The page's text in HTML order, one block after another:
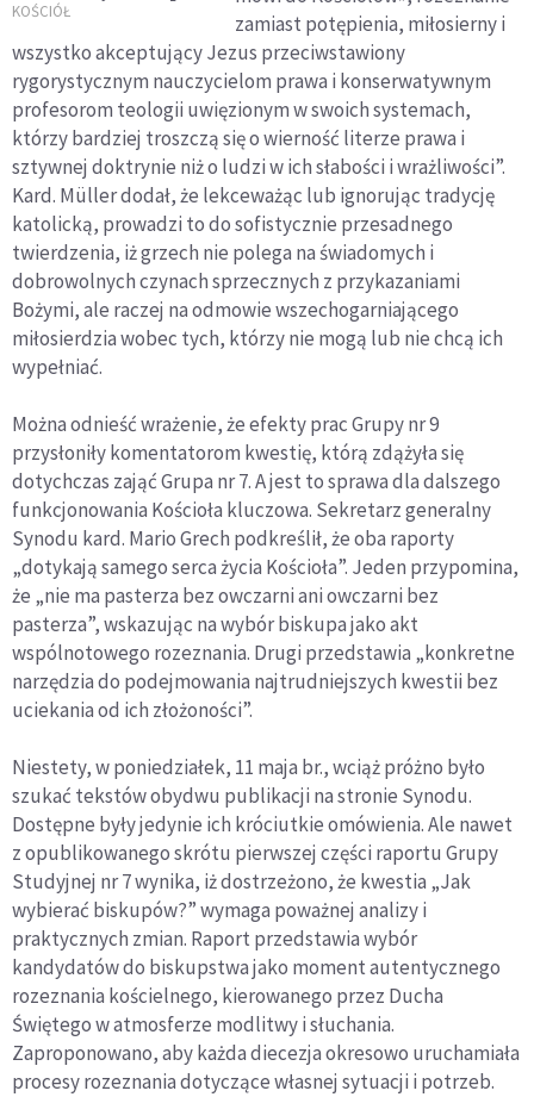
pałac ubogim? „To
KOŚCIÓŁ
zamiast potępienia, miłosierny i
wszystko akceptujący Jezus przeciwstawiony
rygorystycznym nauczycielom prawa i konserwatywnym
profesorom teologii uwięzionym w swoich systemach,
którzy bardziej troszczą się o wierność literze prawa i
sztywnej doktrynie niż o ludzi w ich słabości i wrażliwości”.
Kard. Müller dodał, że lekceważąc lub ignorując tradycję
katolicką, prowadzi to do sofistycznie przesadnego
twierdzenia, iż grzech nie polega na świadomych i
dobrowolnych czynach sprzecznych z przykazaniami
Bożymi, ale raczej na odmowie wszechogarniającego
miłosierdzia wobec tych, którzy nie mogą lub nie chcą ich
wypełniać.
Można odnieść wrażenie, że efekty prac Grupy nr 9
przysłoniły komentatorom kwestię, którą zdążyła się
dotychczas zająć Grupa nr 7. A jest to sprawa dla dalszego
funkcjonowania Kościoła kluczowa. Sekretarz generalny
Synodu kard. Mario Grech podkreślił, że oba raporty
„dotykają samego serca życia Kościoła”. Jeden przypomina,
że „nie ma pasterza bez owczarni ani owczarni bez
pasterza”, wskazując na wybór biskupa jako akt
wspólnotowego rozeznania. Drugi przedstawia „konkretne
narzędzia do podejmowania najtrudniejszych kwestii bez
uciekania od ich złożoności”.
Niestety, w poniedziałek, 11 maja br., wciąż próżno było
szukać tekstów obydwu publikacji na stronie Synodu.
Dostępne były jedynie ich króciutkie omówienia. Ale nawet
z opublikowanego skrótu pierwszej części raportu Grupy
Studyjnej nr 7 wynika, iż dostrzeżono, że kwestia „Jak
wybierać biskupów?” wymaga poważnej analizy i
praktycznych zmian. Raport przedstawia wybór
kandydatów do biskupstwa jako moment autentycznego
rozeznania kościelnego, kierowanego przez Ducha
Świętego w atmosferze modlitwy i słuchania.
Zaproponowano, aby każda diecezja okresowo uruchamiała
procesy rozeznania dotyczące własnej sytuacji i potrzeb.